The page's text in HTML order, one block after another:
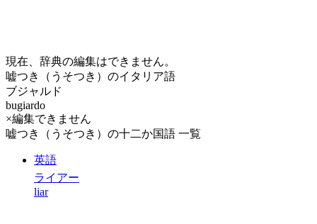
現在、辞典の編集はできません。
嘘つき（うそつき）のイタリア語
ブジャルド
bugiardo
×編集できません
嘘つき（うそつき）の十二か国語 一覧
英語
ライアー
liar